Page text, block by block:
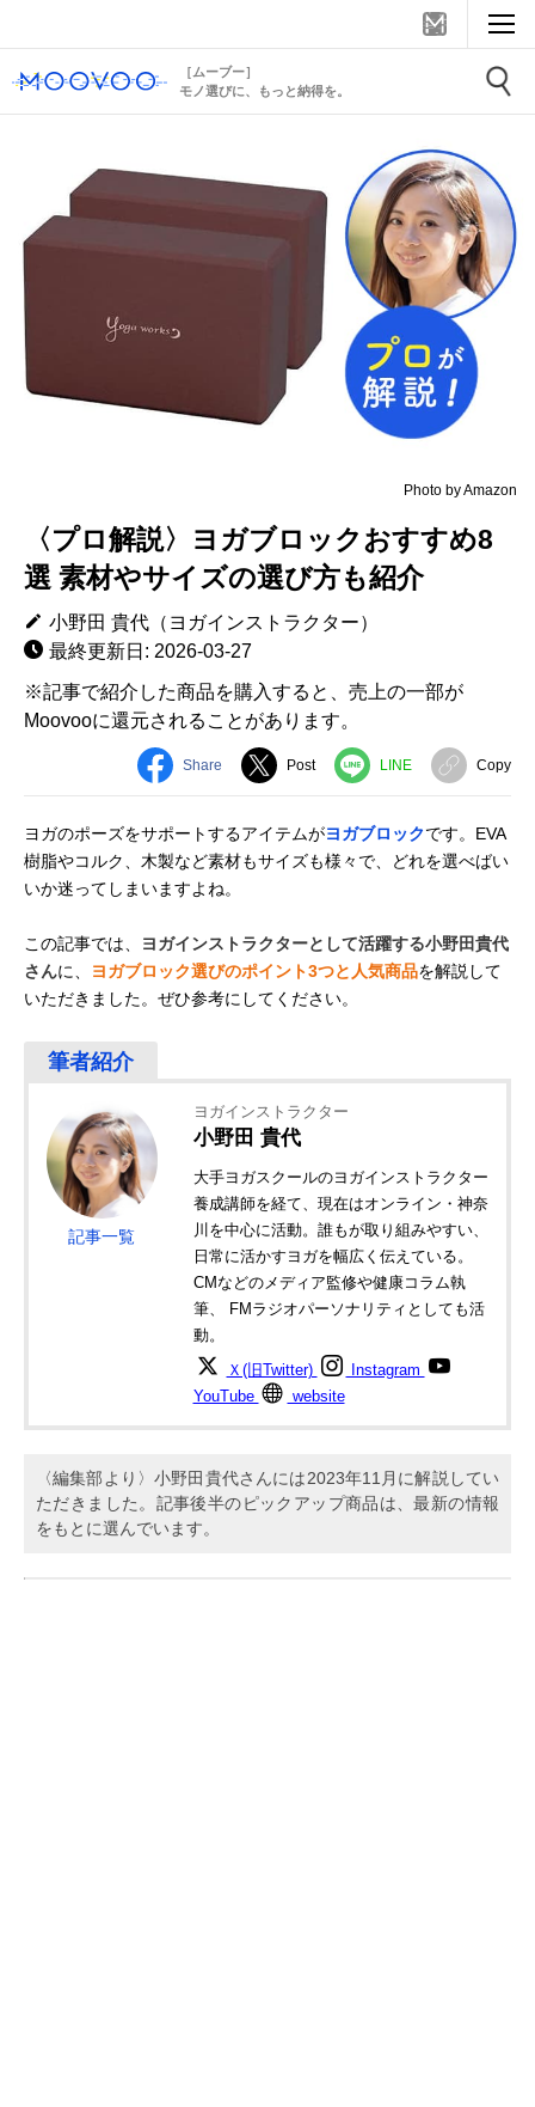
［ムーブー］
モノ選びに、もっと納得を。
Photo by Amazon
〈プロ解説〉ヨガブロックおすすめ8
選 素材やサイズの選び方も紹介
小野田 貴代（ヨガインストラクター）
最終更新日: 2026-03-27
※記事で紹介した商品を購入すると、売上の一部が
Moovooに還元されることがあります。
Share Post LINE Copy
ヨガのポーズをサポートするアイテムがヨガブロックです。EVA
樹脂やコルク、木製など素材もサイズも様々で、どれを選べばい
いか迷ってしまいますよね。
この記事では、
ヨガインストラクターとして活躍する小野田貴代
さんに、 ヨガブロック選びのポイント3つと人気商品を解説して
いただきました。ぜひ参考にしてください。
記事一覧
ヨガインストラクター
小野田 貴代
大手ヨガスクールのヨガインストラクター
養成講師を経て、現在はオンライン・神奈
川を中心に活動。誰もが取り組みやすい、
日常に活かすヨガを幅広く伝えている。
CMなどのメディア監修や健康コラム執
筆、 FMラジオパーソナリティとしても活
動。
Ｘ(旧Twitter)
Instagram
YouTube
website
〈編集部より〉小野田貴代さんには2023年11月に解説してい
ただきました。記事後半のピックアップ商品は、最新の情報
をもとに選んでいます。